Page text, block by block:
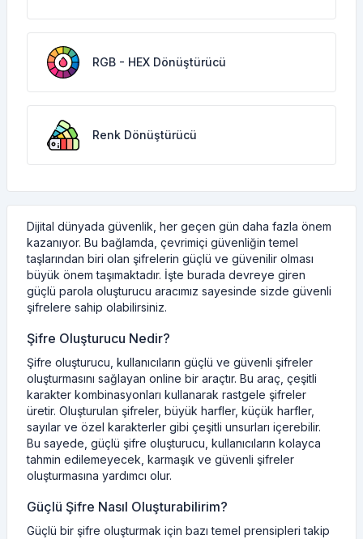
RGB - HEX Dönüştürücü
Renk Dönüştürücü
Dijital dünyada güvenlik, her geçen gün daha fazla önem
kazanıyor. Bu bağlamda, çevrimiçi güvenliğin temel
taşlarından biri olan şifrelerin güçlü ve güvenilir olması
büyük önem taşımaktadır. İşte burada devreye giren
güçlü parola oluşturucu aracımız sayesinde sizde güvenli
şifrelere sahip olabilirsiniz.
Şifre Oluşturucu Nedir?
Şifre oluşturucu, kullanıcıların güçlü ve güvenli şifreler
oluşturmasını sağlayan online bir araçtır. Bu araç, çeşitli
karakter kombinasyonları kullanarak rastgele şifreler
üretir. Oluşturulan şifreler, büyük harfler, küçük harfler,
sayılar ve özel karakterler gibi çeşitli unsurları içerebilir.
Bu sayede, güçlü şifre oluşturucu, kullanıcıların kolayca
tahmin edilemeyecek, karmaşık ve güvenli şifreler
oluşturmasına yardımcı olur.
Güçlü Şifre Nasıl Oluşturabilirim?
Güçlü bir şifre oluşturmak için bazı temel prensipleri takip